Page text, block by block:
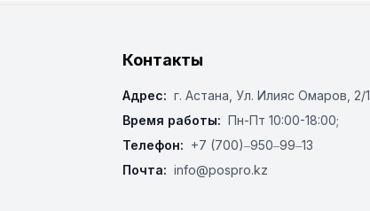
Контакты
Адрес: г. Астана, ​Ул. Илияс Омаров, 2/1
Время работы: Пн-Пт 10:00-18:00;
Телефон: +7 (700)‒950‒99‒13
Почта: info@pospro.kz